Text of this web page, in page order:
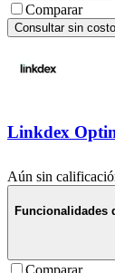
Comparar
Consultar sin costo
Linkdex
Aún sin
Funcionalidades